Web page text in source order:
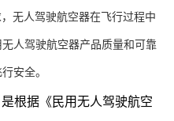
无人驾驶航空器在飞行过程中
人驾驶航空器产品质量和可靠
安全。
根据《民用无人驾驶航空